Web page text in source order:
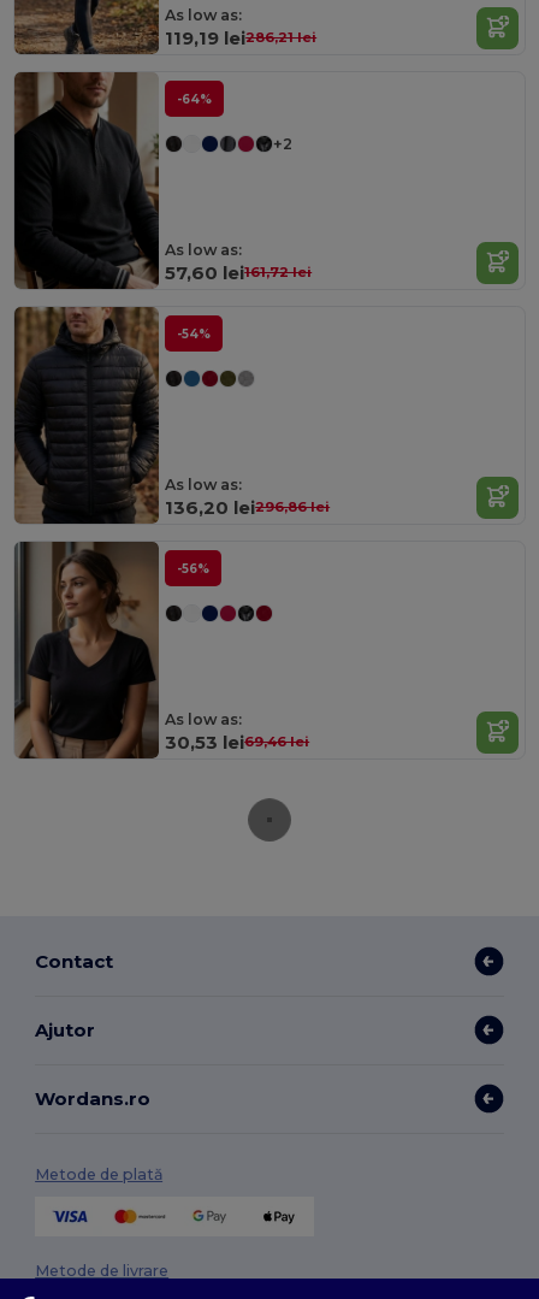
As low as:
119,19 lei286,21 lei
-64%
+2
As low as:
57,60 lei161,72 lei
-54%
As low as:
136,20 lei296,86 lei
-56%
As low as:
30,53 lei69,46 lei
Contact
Ajutor
Wordans.ro
Metode de plată
Metode de livrare